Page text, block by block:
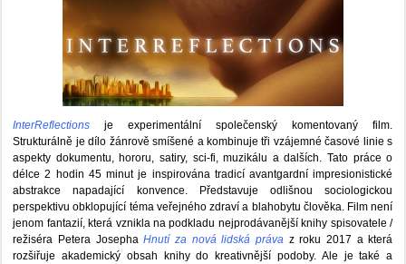
InterReflections je experimentální společenský komentovaný film.
Strukturálně je dílo žánrově smíšené a kombinuje tři vzájemné časové linie s
aspekty dokumentu, hororu, satiry, sci-fi, muzikálu a dalších. Tato práce o
délce 2 hodin 45 minut je inspirována tradicí avantgardní impresionistické
abstrakce napadající konvence. Představuje odlišnou sociologickou
perspektivu obklopující téma veřejného zdraví a blahobytu člověka. Film není
jenom fantazií, která vznikla na podkladu nejprodávanější knihy spisovatele /
režiséra Petera JosephaHnutí za nová lidská právaz roku 2017 a která
rozšiřuje akademický obsah knihy do kreativnější podoby. Ale je také a